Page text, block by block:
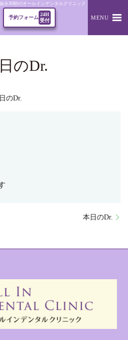
歩30秒のオールインデンタルクリニック｜本日のDr.
予約フォーム
24H
受付
MENU
のDr.
のDr.
本日のDr.